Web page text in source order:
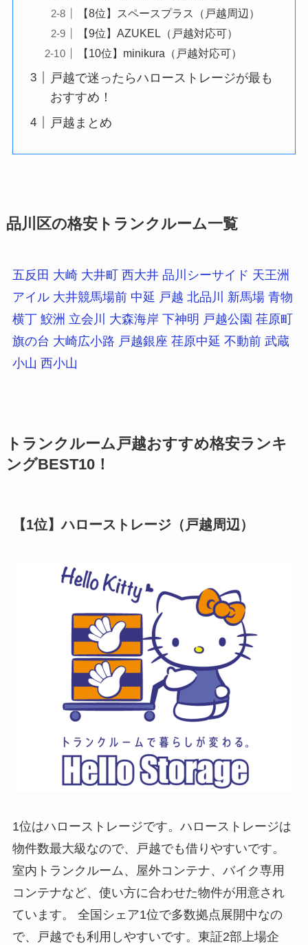
【8位】スペースプラス（戸越周辺）
【9位】AZUKEL（戸越対応可）
【10位】minikura（戸越対応可）
戸越で迷ったらハローストレージが最も
おすすめ！
戸越まとめ
品川区の格安トランクルーム一覧
五反田 大崎 大井町 西大井 品川シーサイド 天王洲
アイル 大井競馬場前 中延 戸越 北品川 新馬場 青物
横丁 鮫洲 立会川 大森海岸 下神明 戸越公園 荏原町
旗の台 大崎広小路 戸越銀座 荏原中延 不動前 武蔵
小山 西小山
トランクルーム戸越おすすめ格安ランキ
ングBEST10！
【1位】ハローストレージ（戸越周辺）
1位はハローストレージです。ハローストレージは
物件数最大級なので、戸越でも借りやすいです。
室内トランクルーム、屋外コンテナ、バイク専用
コンテナなど、使い方に合わせた物件が用意され
ています。 全国シェア1位で多数拠点展開中なの
で、戸越でも利用しやすいです。東証2部上場企